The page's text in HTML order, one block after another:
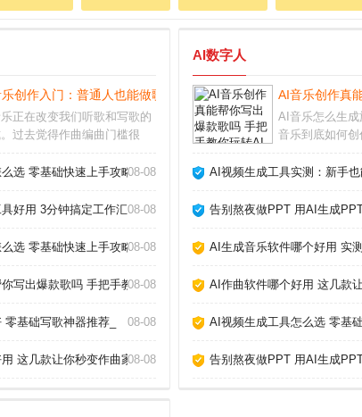
创作入门：普通人也能做歌_
正在改变我们听歌和写歌的
过去觉得作曲编曲门槛很
理也能快速生成完整的伴奏
创作变得人人可尝试。AI音
选 零基础快速上手攻略_08-08
好用 3分钟搞定工作汇报_
08-08
选 零基础快速上手攻略_08-08
写出爆款歌吗 手把手教你玩转AI作歌_
08-08
基础写歌神器推荐_ 08-08
这几款让你秒变作曲家_08-08
AI数字人
AI音乐创作真
AI音乐怎么生成
音乐到底如何
曲的节奏、和
你只需输入风格
AI视频生成工具实测：新手也
告别熬夜做PPT 用AI生成PPT
AI生成音乐软件哪个好用 实测
AI作曲软件哪个好用 这几款
AI视频生成工具怎么选 零基
告别熬夜做PPT 用AI生成PPT